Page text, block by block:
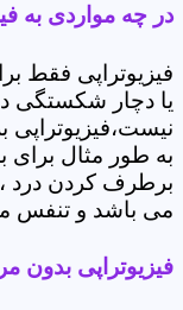
در چه مواردی به
فیزیوتراپی فقط
یا دچار شکستگی
نیست،فیزیوتراپی
به طور مثال
برطرف کردن درد
می باشد و تنفس
فیزیوتراپی بدون